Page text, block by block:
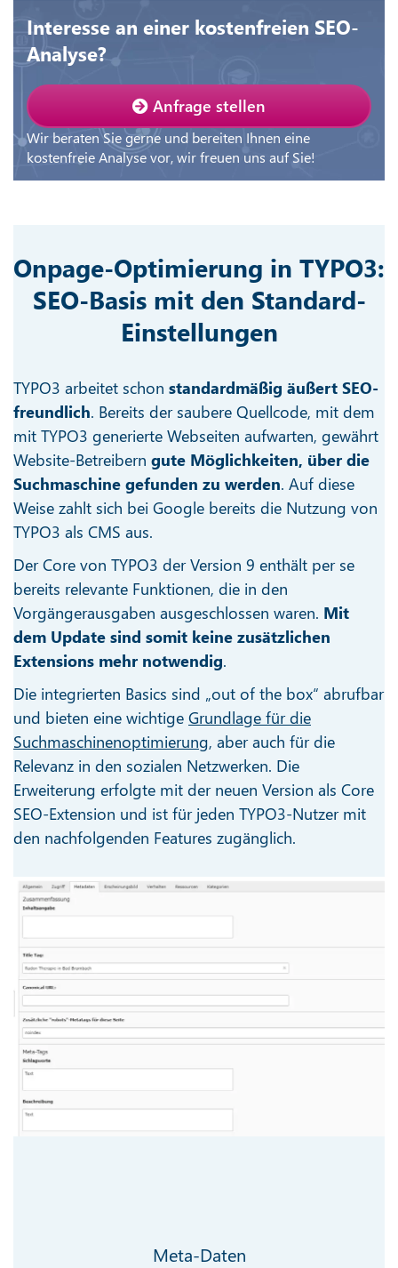
Interesse an einer kostenfreien SEO-
Analyse?
Anfrage stellen
Wir beraten Sie gerne und bereiten Ihnen eine
kostenfreie Analyse vor, wir freuen uns auf Sie!
Onpage-Optimierung in TYPO3:
SEO-Basis mit den Standard-
Einstellungen
TYPO3 arbeitet schon standardmäßig äußert SEO-
freundlich. Bereits der saubere Quellcode, mit dem
mit TYPO3 generierte Webseiten aufwarten, gewährt
Website-Betreibern gute Möglichkeiten, über die
Suchmaschine gefunden zu werden. Auf diese
Weise zahlt sich bei Google bereits die Nutzung von
TYPO3 als CMS aus.
Der Core von TYPO3 der Version 9 enthält per se
bereits relevante Funktionen, die in den
Vorgängerausgaben ausgeschlossen waren. Mit
dem Update sind somit keine zusätzlichen
Extensions mehr notwendig.
Die integrierten Basics sind „out of the box“ abrufbar
und bieten eine wichtige Grundlage für die
Suchmaschinenoptimierung, aber auch für die
Relevanz in den sozialen Netzwerken. Die
Erweiterung erfolgte mit der neuen Version als Core
SEO-Extension und ist für jeden TYPO3-Nutzer mit
den nachfolgenden Features zugänglich.
Meta-Daten